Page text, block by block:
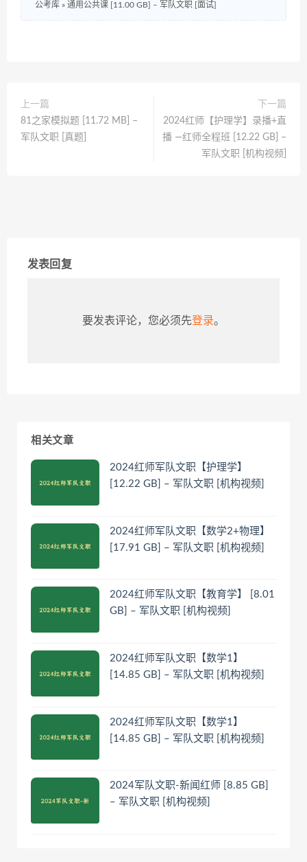
公考库 » 通用公共课 [11.00 GB] – 军队文职 [面试]
上一篇
81之家模拟题 [11.72 MB] –
军队文职 [真题]
下一篇
2024红师【护理学】录播+直
播 —红师全程班 [12.22 GB] –
军队文职 [机构视频]
发表回复
要发表评论，您必须先登录。
相关文章
2024红师军队文职【护理学】
[12.22 GB] – 军队文职 [机构视频]
2024红师军队文职【数学2+物理】
[17.91 GB] – 军队文职 [机构视频]
2024红师军队文职【教育学】 [8.01
GB] – 军队文职 [机构视频]
2024红师军队文职【数学1】
[14.85 GB] – 军队文职 [机构视频]
2024红师军队文职【数学1】
[14.85 GB] – 军队文职 [机构视频]
2024军队文职-新闻红师 [8.85 GB]
– 军队文职 [机构视频]